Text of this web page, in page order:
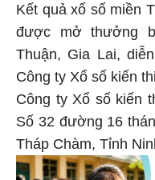
Kết quả xổ số miền
được mở thưởng
Thuận, Gia Lai,
Công ty Xổ số kiến
Công ty Xổ số kiến
Số 32 đường 16
Tháp Chàm, Tỉnh